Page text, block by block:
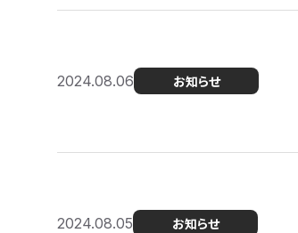
2024.08.06 お知らせ
2024.08.05 お知らせ